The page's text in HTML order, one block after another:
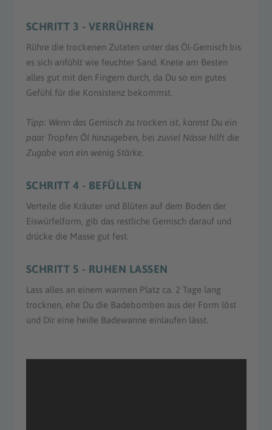
SCHRITT 3 - VERRÜHREN
Rühre die trockenen Zutaten unter das Öl-Gemisch bis
es sich anfühlt wie feuchter Sand. Knete am Besten
alles gut mit den Fingern durch, da Du so ein gutes
Gefühl für die Konsistenz bekommst.
Tipp: Wenn das Gemisch zu trocken ist, kannst Du ein
paar Tropfen Öl hinzugeben, bei zuviel Nässe hilft die
Zugabe von ein wenig Stärke.
SCHRITT 4 - BEFÜLLEN
Verteile die Kräuter und Blüten auf dem Boden der
Eiswürfelform, gib das restliche Gemisch darauf und
drücke die Masse gut fest.
SCHRITT 5 - RUHEN LASSEN
Lass alles an einem warmen Platz ca. 2 Tage lang
trocknen, ehe Du die Badebomben aus der Form löst
und Dir eine heiße Badewanne einlaufen lässt.